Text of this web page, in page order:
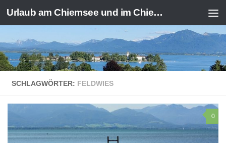
Zum Inhalt springen Urlaub am Chiemsee und im Chiemgau
SCHLAGWÖRTER: FELDWIES
0